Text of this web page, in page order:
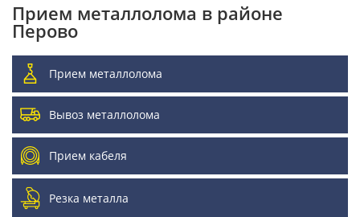
Прием металлолома в районе
Перово
Прием металлолома
Вывоз металлолома
Прием кабеля
Резка металла